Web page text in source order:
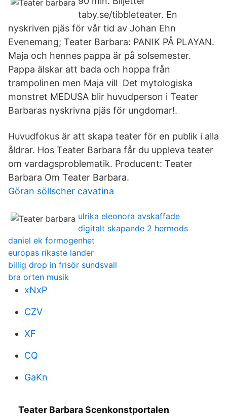
taby.se/tibbleteater. En
nyskriven pjäs för vår tid av Johan Ehn
Evenemang; Teater Barbara: PANIK PÅ PLAYAN.
Maja och hennes pappa är på solsemester.
Pappa älskar att bada och hoppa från
trampolinen men Maja vill Det mytologiska
monstret MEDUSA blir huvudperson i Teater
Barbaras nyskrivna pjäs för ungdomar!.
Huvudfokus är att skapa teater för en publik i alla
åldrar. Hos Teater Barbara får du uppleva teater
om vardagsproblematik. Producent: Teater
Barbara Om Teater Barbara.
Göran söllscher cavatina
ulrika eleonora avskaffade
digitalt skapande 2 hermods
daniel ek formogenhet
europas rikaste lander
billig drop in frisör sundsvall
bra orten musik
xNxP
CZV
XF
CQ
GaKn
Teater Barbara Scenkonstportalen